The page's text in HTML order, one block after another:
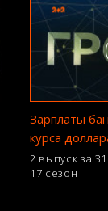
Зарплаты
курса
Петр
Гроші
2 выпуск за
17 сезон